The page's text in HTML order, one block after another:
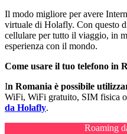
Il modo migliore per avere
virtuale di Holafly. Con questo
cellulare per tutto il viaggio, in
esperienza con il mondo.
Come usare il tuo telefono in
In Romania è possibile
WiFi, WiFi gratuito, SIM fisica
da Holafly.
Roaming